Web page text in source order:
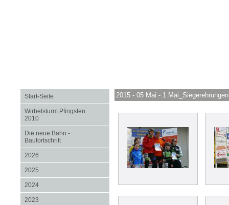
Start-Seite
Wirbelsturm Pfingsten
2010
Die neue Bahn -
Baufortschritt
2026
2025
2024
2023
2015 - 05 Mai - 1.Mai_Siegerehrungen